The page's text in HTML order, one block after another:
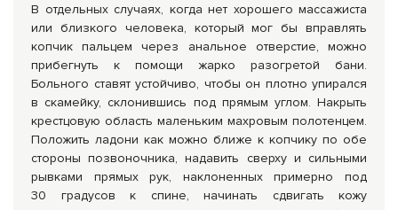
В отдельных случаях, когда нет хорошего массажиста
или близкого человека, который мог бы вправлять
копчик пальцем через анальное отверстие, можно
прибегнуть к помощи жарко разогретой бани.
Больного ставят устойчиво, чтобы он плотно упирался
в скамейку, склонившись под прямым углом. Накрыть
крестцовую область маленьким махровым полотенцем.
Положить ладони как можно ближе к копчику по обе
стороны позвоночника, надавить сверху и сильными
рывками прямых рук, наклоненных примерно под
30 градусов к спине, начинать сдвигать кожу